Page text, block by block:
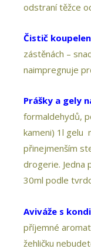
odstraní těžce
Čistič koupelen
zástěnách –
naimpregnuje
Prášky a gely
formaldehydů,
kameni) 1l gelu
přinejmenším
drogerie. Jedna
30ml podle
Aviváže s
příjemné
žehličku